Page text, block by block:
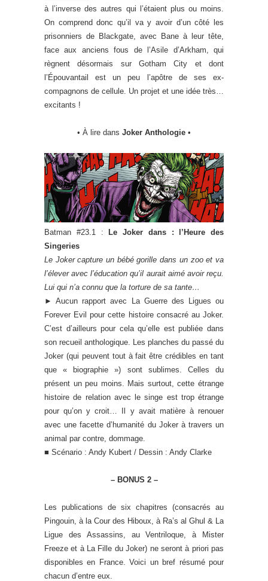
à l’inverse des autres qui l’étaient plus ou moins.
On comprend donc qu’il va y avoir d’un côté les
prisonniers de Blackgate, avec Bane à leur tête,
face aux anciens fous de l’Asile d’Arkham, qui
règnent désormais sur Gotham City et dont
l’Épouvantail est un peu l’apôtre de ses ex-
compagnons de cellule. Un projet et une idée très…
excitants !
• À lire dans Joker Anthologie •
Batman #23.1 :Le Joker dans : l’Heure des
Singeries
Le Joker capture un bébé gorille dans un zoo et va
l’élever avec l’éducation qu’il aurait aimé avoir reçu.
Lui qui n’a connu que la torture de sa tante…
► Aucun rapport avec La Guerre des Ligues ou
Forever Evil pour cette histoire consacré au Joker.
C’est d’ailleurs pour cela qu’elle est publiée dans
son recueil anthologique. Les planches du passé du
Joker (qui peuvent tout à fait être crédibles en tant
que « biographie ») sont sublimes. Celles du
présent un peu moins. Mais surtout, cette étrange
histoire de relation avec le singe est trop étrange
pour qu’on y croit… Il y avait matière à renouer
avec une facette d’humanité du Joker à travers un
animal par contre, dommage.
■ Scénario : Andy Kubert / Dessin : Andy Clarke
– BONUS 2 –
Les publications de six chapitres (consacrés au
Pingouin, à la Cour des Hiboux, à Ra’s al Ghul & La
Ligue des Assassins, au Ventriloque, à Mister
Freeze et à La Fille du Joker) ne seront à priori pas
disponibles en France. Voici un bref résumé pour
chacun d’entre eux.